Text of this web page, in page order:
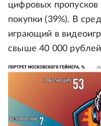
цифровых пропусков
покупки (39%). В
играющий в
свыше 40 000 рублей